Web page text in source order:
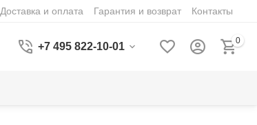
Доставка и оплата Гарантия и возврат Контакты
+7 495 822-10-01 0